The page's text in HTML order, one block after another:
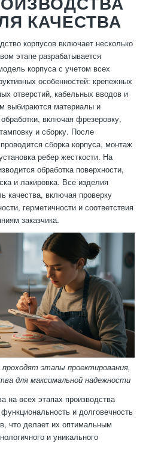
КАЧЕСТВА
корпусов включает несколько
этапе разрабатывается
корпуса с учетом всех
особенностей: крепежных
отверстий, кабельных вводов и
выбираются материалы и
включая фрезеровку,
и сборку. После
сборка корпуса, монтаж
ребер жесткости. На
обработка поверхности,
и лакировка. Все изделия
качества, включая проверку
герметичности и соответствия
заказчика.
этапы проектирования,
для максимальной надежности
на всех этапах производства
и долговечность
что делает их оптимальным
и уникального